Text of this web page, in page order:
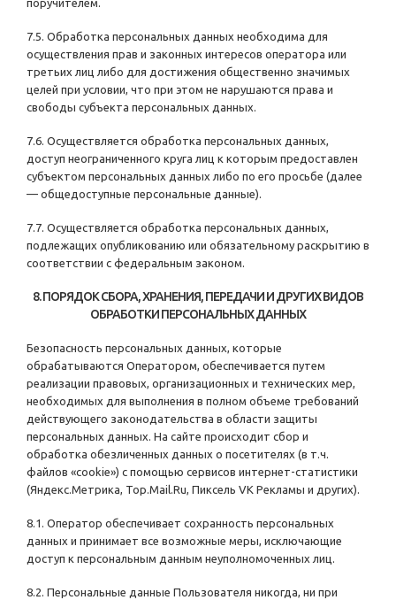
поручителем.
7.5. Обработка персональных данных необходима для
осуществления прав и законных интересов оператора или
третьих лиц либо для достижения общественно значимых
целей при условии, что при этом не нарушаются права и
свободы субъекта персональных данных.
7.6. Осуществляется обработка персональных данных,
доступ неограниченного круга лиц к которым предоставлен
субъектом персональных данных либо по его просьбе (далее
— общедоступные персональные данные).
7.7. Осуществляется обработка персональных данных,
подлежащих опубликованию или обязательному раскрытию в
соответствии с федеральным законом.
8. ПОРЯДОК СБОРА, ХРАНЕНИЯ, ПЕРЕДАЧИ И ДРУГИХ ВИДОВ
ОБРАБОТКИ ПЕРСОНАЛЬНЫХ ДАННЫХ
Безопасность персональных данных, которые
обрабатываются Оператором, обеспечивается путем
реализации правовых, организационных и технических мер,
необходимых для выполнения в полном объеме требований
действующего законодательства в области защиты
персональных данных. На сайте происходит сбор и
обработка обезличенных данных о посетителях (в т.ч.
файлов «cookie») с помощью сервисов интернет-статистики
(Яндекс.Метрика, Top.Mail.Ru, Пиксель VK Рекламы и других).
8.1. Оператор обеспечивает сохранность персональных
данных и принимает все возможные меры, исключающие
доступ к персональным данным неуполномоченных лиц.
8.2. Персональные данные Пользователя никогда, ни при